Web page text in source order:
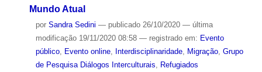
Mundo Atual
por Sandra Sedini — publicado26/10/2020 — última
modificação19/11/2020 08:58 — registrado em: Evento
público, Evento online, Interdisciplinaridade, Migração, Grupo
de Pesquisa Diálogos Interculturais
Refugiados